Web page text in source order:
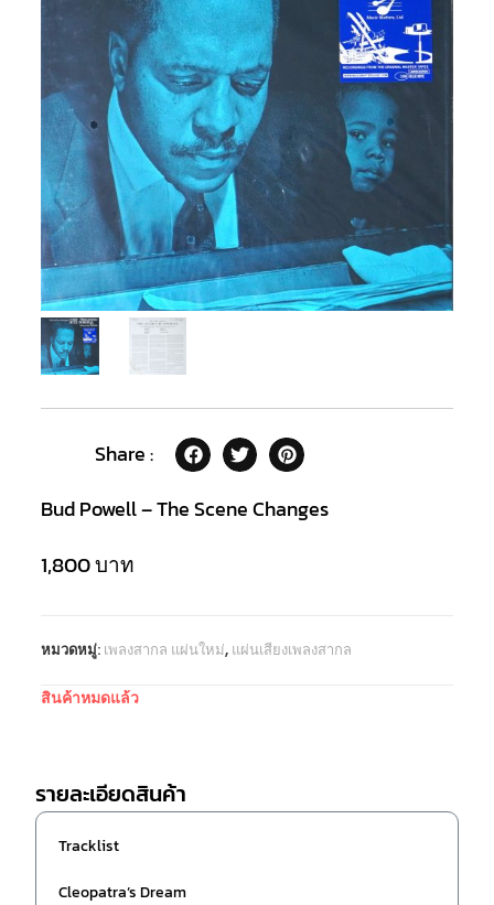
Share :
Bud Powell – The Scene Changes
1,800บาท
หมวดหมู่: เพลงสากล แผ่นใหม่, แผ่นเสียงเพลงสากล
สินค้าหมดแล้ว
รายละเอียดสินค้า
Tracklist
Cleopatra’s Dream